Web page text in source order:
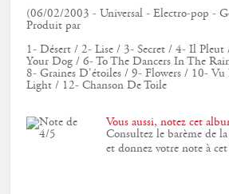
(06/02/2003 - Universal - Electro-pop -
Produit par
1- Désert / 2- Lise / 3- Secret / 4- Il Pleut
Your Dog / 6- To The Dancers In The
8- Graines D'étoiles / 9- Flowers / 10-
Light / 12- Chanson De Toile
Vous aussi, notez cet
Consultez le barème de
et donnez votre note à